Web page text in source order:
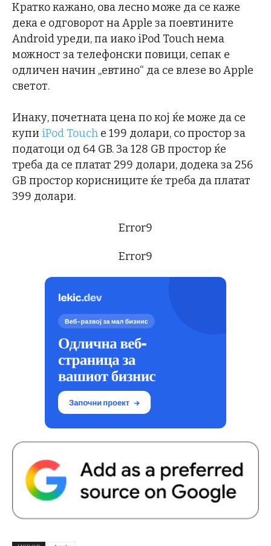
Кратко кажано, ова лесно може да се каже
дека е одговорот на Apple за поевтините
Android уреди, па иако iPod Touch нема
можност за телефонски повици, сепак е
одличен начин „евтино“ да се влезе во Apple
светот.
Инаку, почетната цена по кој ќе може да се
купи iPod Touch е 199 долари, со простор за
податоци од 64 GB. За 128 GB простор ќе
треба да се платат 299 долари, додека за 256
GB простор корисниците ќе треба да платат
399 долари.
Error9
Error9